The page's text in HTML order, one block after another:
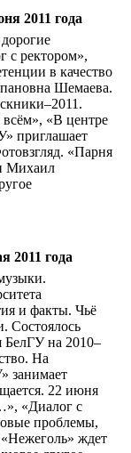
2011 года
с ректором»,
в качество
Шемаева.
«В центре
приглашает
«Парня
Михаил
2011 года
и факты. Чьё
Состоялось
БелГУ на 2010–
На
занимает
22 июня
«Диалог с
проблемы,
ждет